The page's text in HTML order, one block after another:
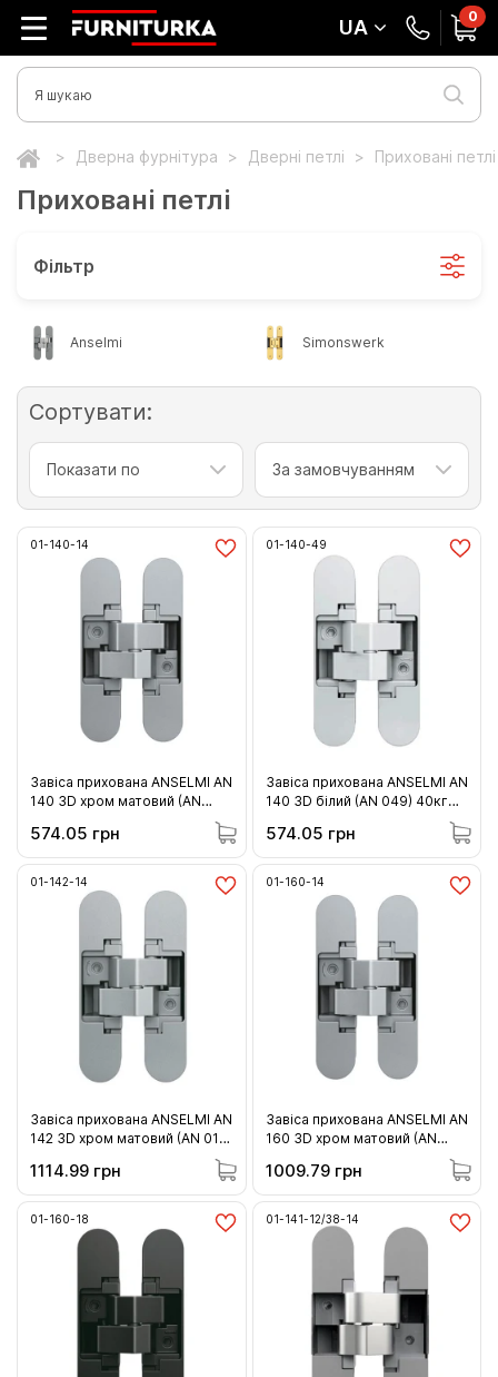
UA 0
Дверна фурнітура Дверні петлі Приховані петлі
Приховані петлі
Фільтр
Anselmi Simonswerk
Сортувати:
Показати по За замовчуванням
01-140-14
Завіса прихована ANSELMI AN
140 3D хром матовий (AN
574.05 грн
01-140-49
Завіса прихована ANSELMI AN
140 3D білий (AN 049) 40кг
574.05 грн
01-142-14
Завіса прихована ANSELMI AN
142 3D хром матовий (AN 014)
1114.99 грн
01-160-14
Завіса прихована ANSELMI AN
160 3D хром матовий (AN
1009.79 грн
01-160-18 01-141-12/38-14